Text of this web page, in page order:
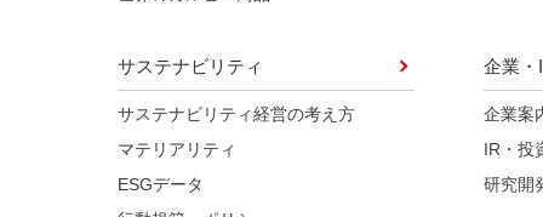
サステナビリティ
サステナビリティ経営の考え方
マテリアリティ
ESGデータ
企業・
企業案
IR・投
研究開